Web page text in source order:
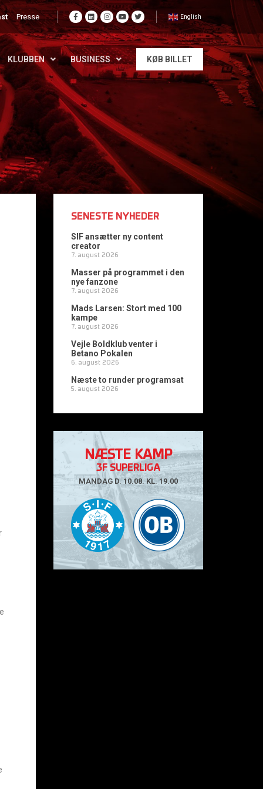
Presse English
KLUBBEN BUSINESS KØB BILLET
SENESTE NYHEDER
SIF ansætter ny content
creator
7. august 2026
Masser på programmet i den
nye fanzone
7. august 2026
Mads Larsen: Stort med 100
kampe
7. august 2026
Vejle Boldklub venter i
Betano Pokalen
6. august 2026
Næste to runder programsat
5. august 2026
NÆSTE KAMP
3F SUPERLIGA
MANDAG D. 10.08. KL. 19.00